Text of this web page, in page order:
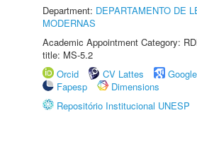
Department: DEPARTAMENTO DE
MODERNAS
Academic Appointment Category:
title: MS-5.2
Orcid
CV Lattes
Fapesp
Dimensions
Repositório Institucional UNESP